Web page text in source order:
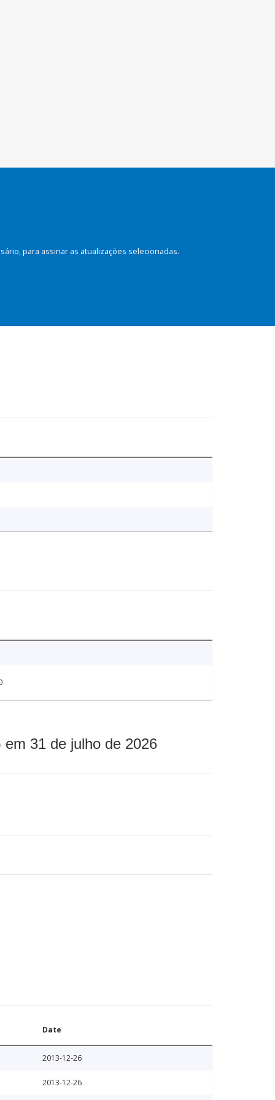
para assinar as atualizações selecionadas.
31 de julho de 2026
Date
2013-12-26
2013-12-26